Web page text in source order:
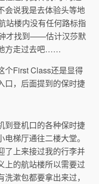
会说我是去体验头等地
站楼内没有任何路标指
才找到——估计汉莎默
方走过去吧……
个First Class还是显得
口，后面提到的保时捷
到登机口的各种保时捷
梯厅通往二楼大堂。
了上来接过我的行李并
上的航站楼所以需要过
漱包都要拿出来过，